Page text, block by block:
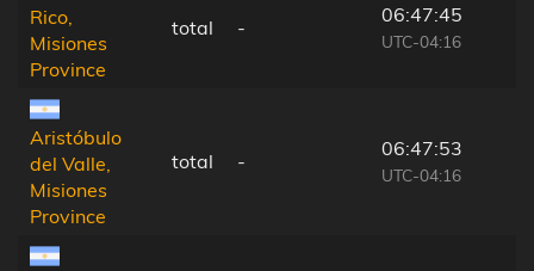
Rico,
Misiones
Province
total -
06:47:45
UTC-04:16
Aristóbulo
del Valle,
Misiones
Province
total -
06:47:53
UTC-04:16